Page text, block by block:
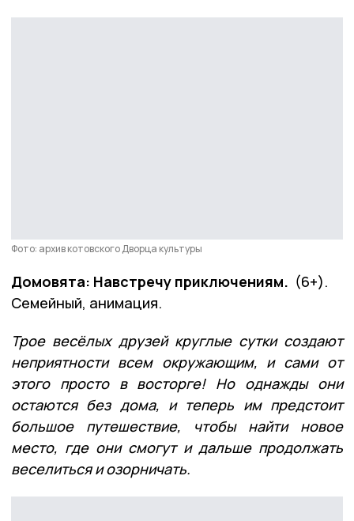
Фото: архив котовского Дворца культуры
Домовята: Навстречу приключениям. (6+).
Семейный, анимация.
Трое весёлых друзей круглые сутки создают
неприятности всем окружающим, и сами от
этого просто в восторге! Но однажды они
остаются без дома, и теперь им предстоит
большое путешествие, чтобы найти новое
место, где они смогут и дальше продолжать
веселиться и озорничать.